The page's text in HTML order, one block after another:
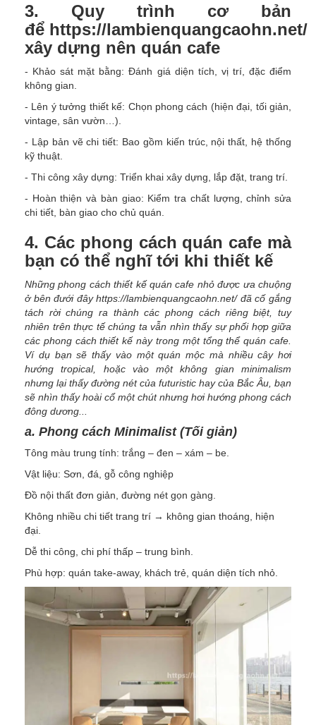
3. Quy trình cơ bản
để https://lambienquangcaohn.net/
xây dựng nên quán cafe
- Khảo sát mặt bằng: Đánh giá diện tích, vị trí, đặc điểm
không gian.
- Lên ý tưởng thiết kế: Chọn phong cách (hiện đại, tối giản,
vintage, sân vườn…).
- Lập bản vẽ chi tiết: Bao gồm kiến trúc, nội thất, hệ thống
kỹ thuật.
- Thi công xây dựng: Triển khai xây dựng, lắp đặt, trang trí.
- Hoàn thiện và bàn giao: Kiểm tra chất lượng, chỉnh sửa
chi tiết, bàn giao cho chủ quán.
4. Các phong cách quán cafe mà
bạn có thể nghĩ tới khi thiết kế
Những phong cách thiết kế quán cafe nhỏ được ưa chuộng
ở bên đưới đây https://lambienquangcaohn.net/ đã cố gắng
tách rời chúng ra thành các phong cách riêng biệt, tuy
nhiên trên thực tế chúng ta vẫn nhìn thấy sự phối hợp giữa
các phong cách thiết kế này trong một tổng thể quán cafe.
Ví dụ bạn sẽ thấy vào một quán mộc mà nhiều cây hơi
hướng tropical, hoặc vào một không gian minimalism
nhưng lại thấy đường nét của futuristic hay của Bắc Âu, bạn
sẽ nhìn thấy hoài cổ một chút nhưng hơi hướng phong cách
đông dương...
a. Phong cách Minimalist (Tối giản)
Tông màu trung tính: trắng – đen – xám – be.
Vật liệu: Sơn, đá, gỗ công nghiệp
Đồ nội thất đơn giản, đường nét gọn gàng.
Không nhiều chi tiết trang trí → không gian thoáng, hiện
đại.
Dễ thi công, chi phí thấp – trung bình.
Phù hợp: quán take-away, khách trẻ, quán diện tích nhỏ.